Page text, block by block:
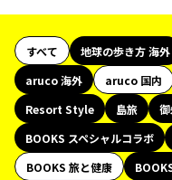
すべて 地球の歩き方 海外
aruco 海外
aruco 国内
Resort Style
島旅
BOOKS スペシャルコラボ
BOOKS 旅と健康